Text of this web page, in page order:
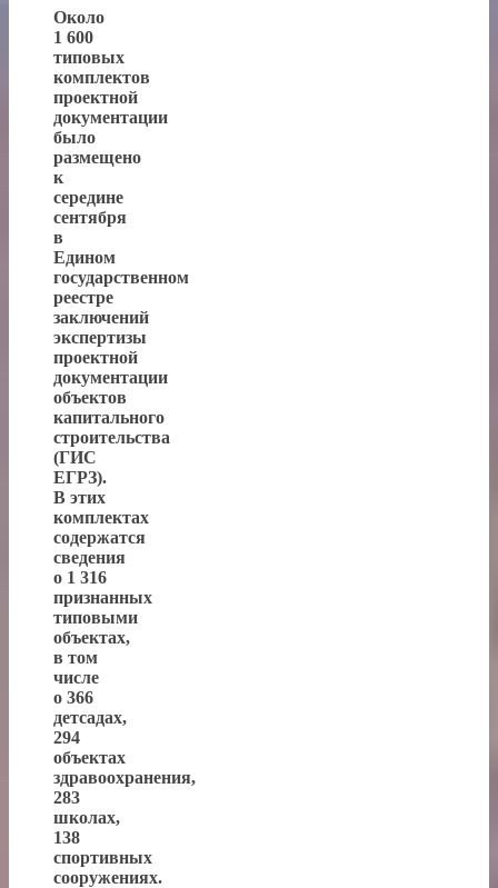
Около
1 600
типовых
комплектов
проектной
документации
было
размещено
к
середине
сентября
в
Едином
государственном
реестре
заключений
экспертизы
проектной
документации
объектов
капитального
строительства
(ГИС
ЕГРЗ).
В этих
комплектах
содержатся
сведения
о 1 316
признанных
типовыми
объектах,
в том
числе
о 366
детсадах,
294
объектах
здравоохранения,
283
школах,
138
спортивных
сооружениях.